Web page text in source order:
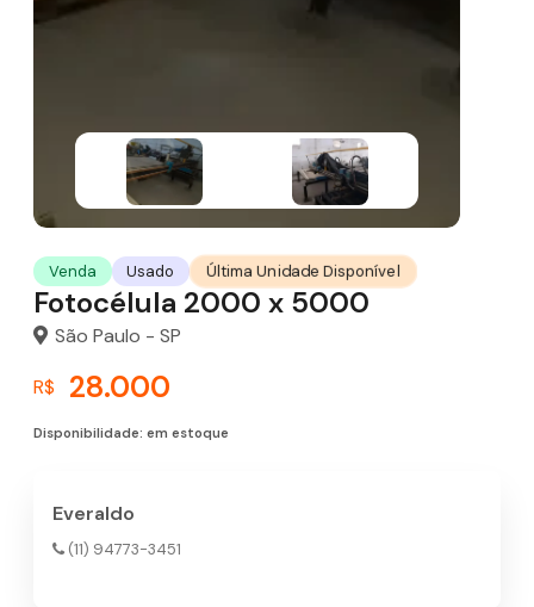
Venda Usado Última Unidade Disponível
Fotocélula 2000 x 5000
São Paulo - SP
R$ 28.000
Disponibilidade: em estoque
Everaldo
(11) 94773-3451